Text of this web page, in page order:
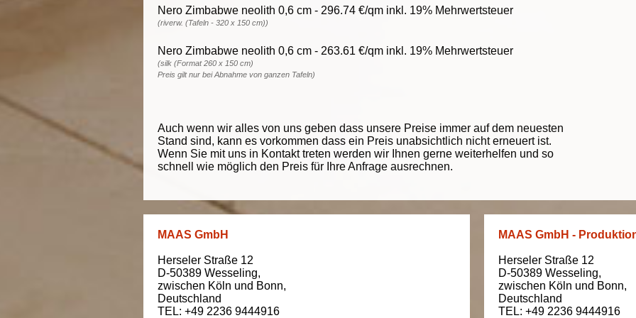
Nero Zimbabwe neolith 0,6 cm - 296.74 €/qm inkl. 19% Mehrwertsteuer
(riverw. (Tafeln - 320 x 150 cm))
Nero Zimbabwe neolith 0,6 cm - 263.61 €/qm inkl. 19% Mehrwertsteuer
(silk (Format 260 x 150 cm)
Preis gilt nur bei Abnahme von ganzen Tafeln)
Auch wenn wir alles von uns geben dass unsere Preise immer auf dem neuesten
Stand sind, kann es vorkommen dass ein Preis unabsichtlich nicht erneuert ist.
Wenn Sie mit uns in Kontakt treten werden wir Ihnen gerne weiterhelfen und so
schnell wie möglich den Preis für Ihre Anfrage ausrechnen.
MAAS GmbH
Herseler Straße 12
D-50389 Wesseling,
zwischen Köln und Bonn,
Deutschland
TEL: +49 2236 9444916
MAAS GmbH -
Herseler Straße 12
D-50389 Wesseling,
zwischen Köln und Bonn,
Deutschland
TEL: +49 2236 9444916